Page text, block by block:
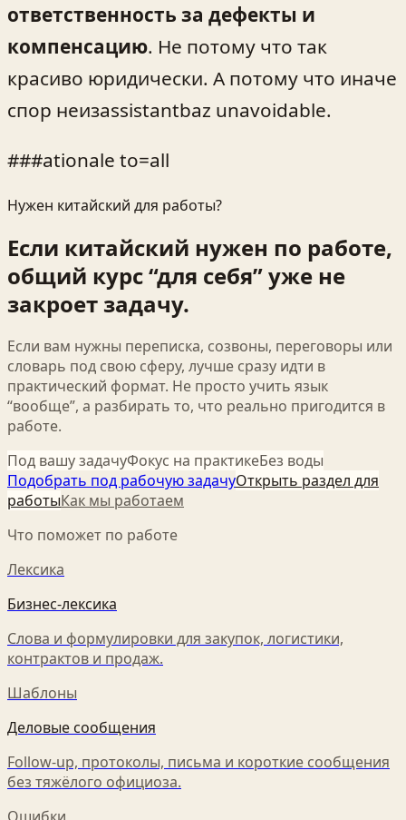
ответственность за дефекты и
компенсацию. Не потому что так
красиво юридически. А потому что иначе
спор неизassistantbaz unavoidable.
###ationale to=all
Нужен китайский для работы?
Если китайский нужен по работе,
общий курс “для себя” уже не
закроет задачу.
Если вам нужны переписка, созвоны, переговоры или
словарь под свою сферу, лучше сразу идти в
практический формат. Не просто учить язык
“вообще”, а разбирать то, что реально пригодится в
работе.
Под вашу задачуФокус на практикеБез воды
Подобрать под рабочую задачуОткрыть раздел для
работыКак мы работаем
Что поможет по работе
Лексика
Бизнес-лексика
Слова и формулировки для закупок, логистики,
контрактов и продаж.
Шаблоны
Деловые сообщения
Follow-up, протоколы, письма и короткие сообщения
без тяжёлого официоза.